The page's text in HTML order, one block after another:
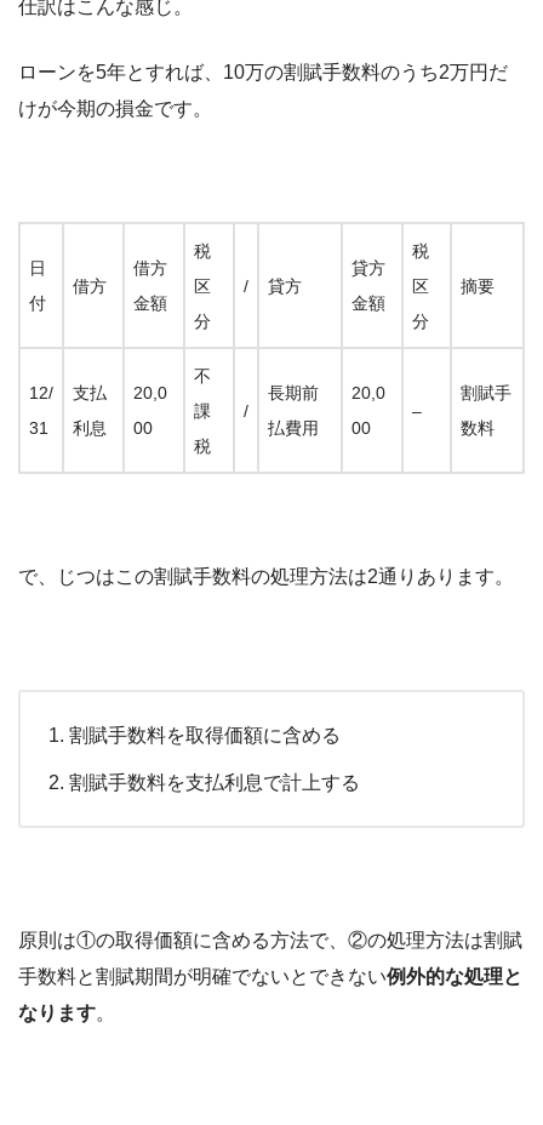
仕訳はこんな感じ。
ローンを5年とすれば、10万の割賦手数料のうち2万円だ
けが今期の損金です。
日
付
借方
借方
金額
税
区
分
/ 貸方
貸方
金額
税
区
分
摘要
12/
31
支払
利息
20,0
00
不
課
税
/
長期前
払費用
20,0
00
–
割賦手
数料
で、じつはこの割賦手数料の処理方法は2通りあります。
割賦手数料を取得価額に含める
割賦手数料を支払利息で計上する
原則は①の取得価額に含める方法で、②の処理方法は割賦
手数料と割賦期間が明確でないとできない例外的な処理と
なります。